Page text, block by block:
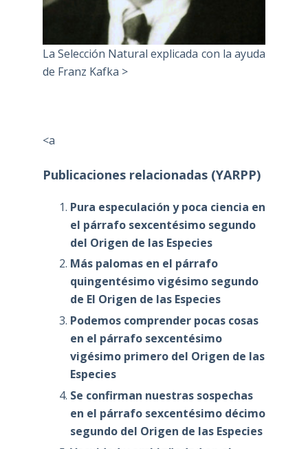
La Selección Natural explicada con la ayuda
de Franz Kafka >
<a
Publicaciones relacionadas (YARPP)
Pura especulación y poca ciencia en
el párrafo sexcentésimo segundo
del Origen de las Especies
Más palomas en el párrafo
quingentésimo vigésimo segundo
de El Origen de las Especies
Podemos comprender pocas cosas
en el párrafo sexcentésimo
vigésimo primero del Origen de las
Especies
Se confirman nuestras sospechas
en el párrafo sexcentésimo décimo
segundo del Origen de las Especies